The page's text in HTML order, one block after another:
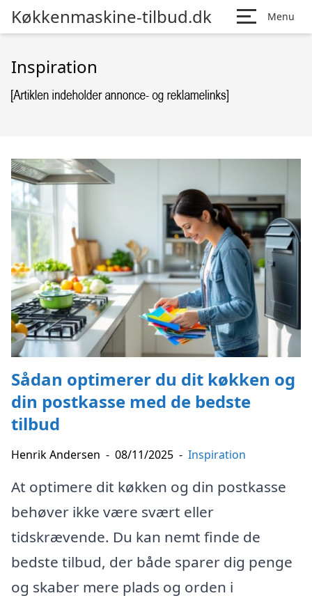
Køkkenmaskine-tilbud.dk Menu
Inspiration
Sådan optimerer du dit køkken og
din postkasse med de bedste
tilbud
Henrik Andersen - 08/11/2025 - Inspiration
At optimere dit køkken og din postkasse
behøver ikke være svært eller
tidskrævende. Du kan nemt finde de
bedste tilbud, der både sparer dig penge
og skaber mere plads og orden i